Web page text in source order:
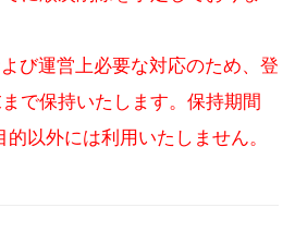
び運営上必要な対応のため、登
で保持いたします。保持期間
以外には利用いたしません。